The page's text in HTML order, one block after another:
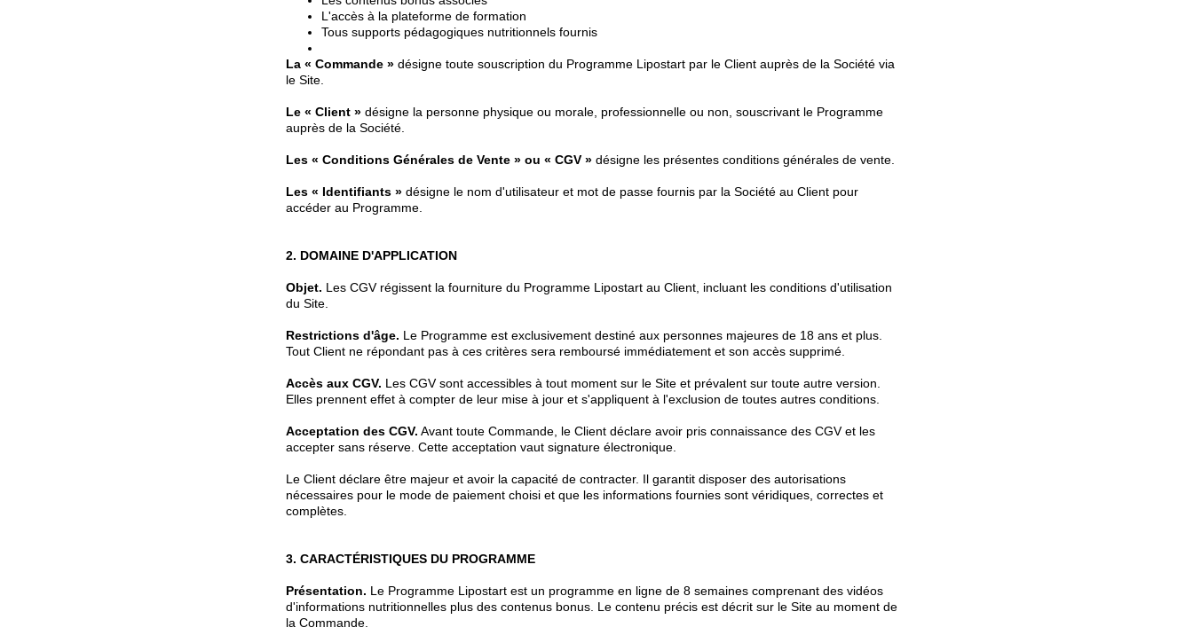
L'accès à la plateforme de formation
Tous supports pédagogiques nutritionnels fournis
La « Commande » désigne toute souscription du Programme Lipostart par le Client auprès de la Société via
le Site.
Le « Client » désigne la personne physique ou morale, professionnelle ou non, souscrivant le Programme
auprès de la Société.
Les « Conditions Générales de Vente » ou « CGV » désigne les présentes conditions générales de vente.
Les « Identifiants » désigne le nom d'utilisateur et mot de passe fournis par la Société au Client pour
accéder au Programme.
2. DOMAINE D'APPLICATION
Objet. Les CGV régissent la fourniture du Programme Lipostart au Client, incluant les conditions d'utilisation
du Site.
Restrictions d'âge. Le Programme est exclusivement destiné aux personnes majeures de 18 ans et plus.
Tout Client ne répondant pas à ces critères sera remboursé immédiatement et son accès supprimé.
Accès aux CGV. Les CGV sont accessibles à tout moment sur le Site et prévalent sur toute autre version.
Elles prennent effet à compter de leur mise à jour et s'appliquent à l'exclusion de toutes autres conditions.
Acceptation des CGV. Avant toute Commande, le Client déclare avoir pris connaissance des CGV et les
accepter sans réserve. Cette acceptation vaut signature électronique.
Le Client déclare être majeur et avoir la capacité de contracter. Il garantit disposer des autorisations
nécessaires pour le mode de paiement choisi et que les informations fournies sont véridiques, correctes et
complètes.
3. CARACTÉRISTIQUES DU PROGRAMME
Présentation. Le Programme Lipostart est un programme en ligne de 8 semaines comprenant des vidéos
d'informations nutritionnelles plus des contenus bonus. Le contenu précis est décrit sur le Site au moment de
la Commande.